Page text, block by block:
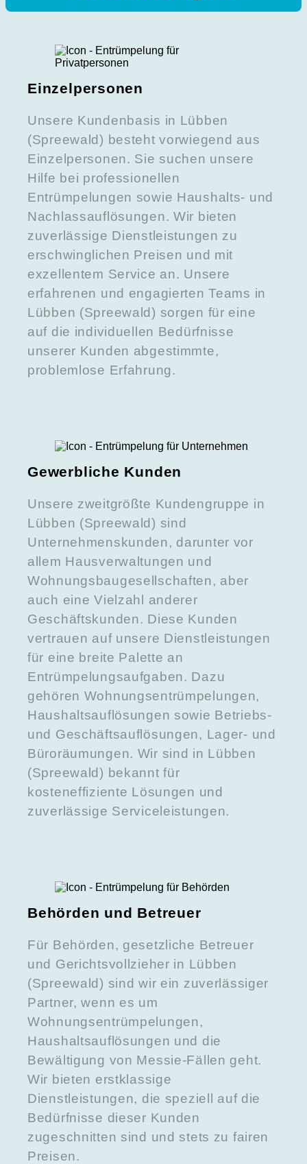
Einzelpersonen
Unsere Kundenbasis in Lübben
(Spreewald) besteht vorwiegend aus
Einzelpersonen. Sie suchen unsere
Hilfe bei professionellen
Entrümpelungen sowie Haushalts- und
Nachlassauflösungen. Wir bieten
zuverlässige Dienstleistungen zu
erschwinglichen Preisen und mit
exzellentem Service an. Unsere
erfahrenen und engagierten Teams in
Lübben (Spreewald) sorgen für eine
auf die individuellen Bedürfnisse
unserer Kunden abgestimmte,
problemlose Erfahrung.
Gewerbliche Kunden
Unsere zweitgrößte Kundengruppe in
Lübben (Spreewald) sind
Unternehmenskunden, darunter vor
allem Hausverwaltungen und
Wohnungsbaugesellschaften, aber
auch eine Vielzahl anderer
Geschäftskunden. Diese Kunden
vertrauen auf unsere Dienstleistungen
für eine breite Palette an
Entrümpelungsaufgaben. Dazu
gehören Wohnungsentrümpelungen,
Haushaltsauflösungen sowie Betriebs-
und Geschäftsauflösungen, Lager- und
Büroräumungen. Wir sind in Lübben
(Spreewald) bekannt für
kosteneffiziente Lösungen und
zuverlässige Serviceleistungen.
Behörden und Betreuer
Für Behörden, gesetzliche Betreuer
und Gerichtsvollzieher in Lübben
(Spreewald) sind wir ein zuverlässiger
Partner, wenn es um
Wohnungsentrümpelungen,
Haushaltsauflösungen und die
Bewältigung von Messie-Fällen geht.
Wir bieten erstklassige
Dienstleistungen, die speziell auf die
Bedürfnisse dieser Kunden
zugeschnitten sind und stets zu fairen
Preisen.